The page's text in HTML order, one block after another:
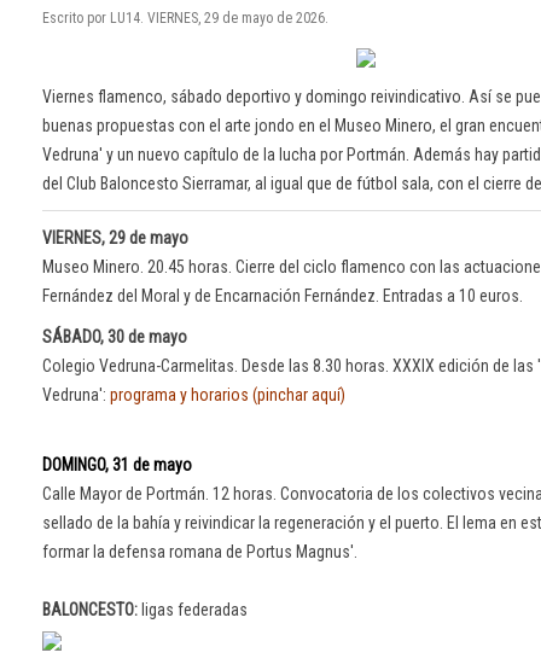
Escrito por LU14. VIERNES, 29 de mayo de 2026.
Viernes flamenco, sábado deportivo y domingo reivindicativo. Así se
buenas propuestas con el arte jondo en el Museo Minero, el gran
Vedruna' y un nuevo capítulo de la lucha por Portmán. Además hay
del Club Baloncesto Sierramar, al igual que de fútbol sala, con el cierre
VIERNES, 29 de mayo
Museo Minero. 20.45 horas. Cierre del ciclo flamenco con las
Fernández del Moral y de Encarnación Fernández. Entradas a 10 euros.
SÁBADO, 30 de mayo
Colegio Vedruna-Carmelitas. Desde las 8.30 horas. XXXIX edición de las
Vedruna': programa y horarios (pinchar aquí)
DOMINGO, 31 de mayo
Calle Mayor de Portmán. 12 horas. Convocatoria de los colectivos
sellado de la bahía y reivindicar la regeneración y el puerto. El lema en
formar la defensa romana de Portus Magnus'.
BALONCESTO: ligas federadas